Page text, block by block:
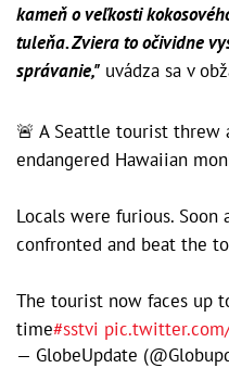
kameň o veľkosti
tuleňa. Zviera to očividne
správanie," uvádza sa v
🚨 A Seattle tourist threw
endangered Hawaiian
Locals were furious. Soon
confronted and beat the
The tourist now faces up
time#sstvi
— GlobeUpdate